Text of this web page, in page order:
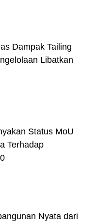
Dampak Tailing
Libatkan
Status MoU
Terhadap
Nyata dari